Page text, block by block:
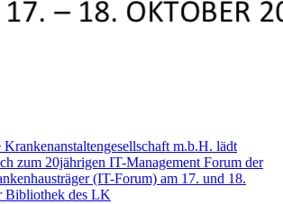
m.b.H. lädt
zum 20jährigen IT-Management Forum der
(IT-Forum) am 17. und 18.
Bibliothek des LK